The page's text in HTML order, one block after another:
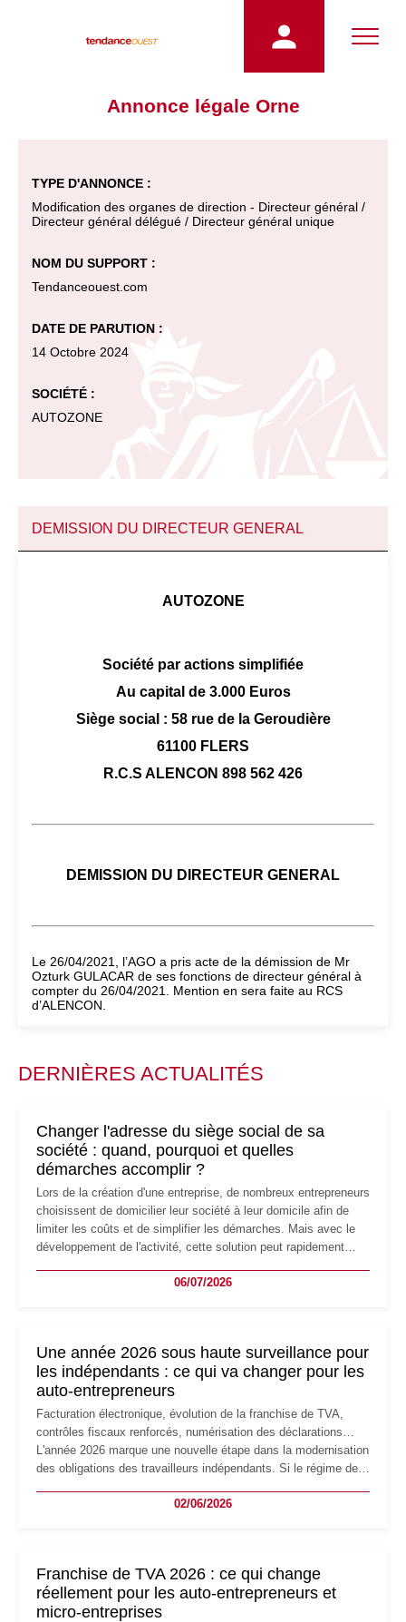
Annonce légale Orne
TYPE D'ANNONCE :
Modification des organes de direction - Directeur général /
Directeur général délégué / Directeur général unique
NOM DU SUPPORT :
Tendanceouest.com
DATE DE PARUTION :
14 Octobre 2024
SOCIÉTÉ :
AUTOZONE
DEMISSION DU DIRECTEUR GENERAL
AUTOZONE
Société par actions simplifiée
Au capital de 3.000 Euros
Siège social : 58 rue de la Geroudière
61100 FLERS
R.C.S ALENCON 898 562 426
DEMISSION DU DIRECTEUR GENERAL
Le 26/04/2021, l’AGO a pris acte de la démission de Mr
Ozturk GULACAR de ses fonctions de directeur général à
compter du 26/04/2021. Mention en sera faite au RCS
d’ALENCON.
DERNIÈRES ACTUALITÉS
Changer l'adresse du siège social de sa
société : quand, pourquoi et quelles
démarches accomplir ?
Lors de la création d'une entreprise, de nombreux entrepreneurs
choisissent de domicilier leur société à leur domicile afin de
limiter les coûts et de simplifier les démarches. Mais avec le
développement de l'activité, cette solution peut rapidement
professionnels, recrutement, image de marque… Le
06/07/2026
Une année 2026 sous haute surveillance pour
les indépendants : ce qui va changer pour les
auto-entrepreneurs
Facturation électronique, évolution de la franchise de TVA,
contrôles fiscaux renforcés, numérisation des déclarations…
L'année 2026 marque une nouvelle étape dans la modernisation
des obligations des travailleurs indépendants. Si le régime de
les auto-entrepreneurs devront s'adapter à un environnement
02/06/2026
Franchise de TVA 2026 : ce qui change
réellement pour les auto-entrepreneurs et
micro-entreprises